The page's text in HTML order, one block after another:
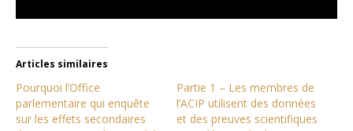
Articles similaires
Pourquoi l’Office
parlementaire qui enquête
sur les effets secondaires
Partie 1 – Les membres de
l’ACIP utilisent des données
et des preuves scientifiques